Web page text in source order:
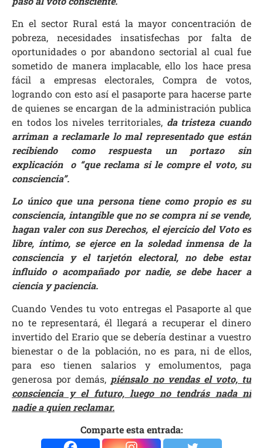
En el sector Rural está la mayor concentración de
pobreza, necesidades insatisfechas por falta de
oportunidades o por abandono sectorial al cual fue
sometido de manera implacable, ello los hace presa
fácil a empresas electorales, Compra de votos,
logrando con esto así el pasaporte para hacerse parte
de quienes se encargan de la administración publica
en todos los niveles territoriales, da tristeza cuando
arriman a reclamarle lo mal representado que están
recibiendo como respuesta un portazo sin
explicación o “que reclama si le compre el voto, su
consciencia”.
Lo único que una persona tiene como propio es su
consciencia, intangible que no se compra ni se vende,
hagan valer con sus Derechos, el ejercicio del Voto es
libre, íntimo, se ejerce en la soledad inmensa de la
consciencia y el tarjetón electoral, no debe estar
influido o acompañado por nadie, se debe hacer a
ciencia y paciencia.
Cuando Vendes tu voto entregas el Pasaporte al que
no te representará, él llegará a recuperar el dinero
invertido del Erario que se debería destinar a vuestro
bienestar o de la población, no es para, ni de ellos,
para eso tienen salarios y emolumentos, paga
generosa por demás, piénsalo no vendas el voto, tu
consciencia y el futuro, luego no tendrás nada ni
nadie a quien reclamar.
Comparte esta entrada: